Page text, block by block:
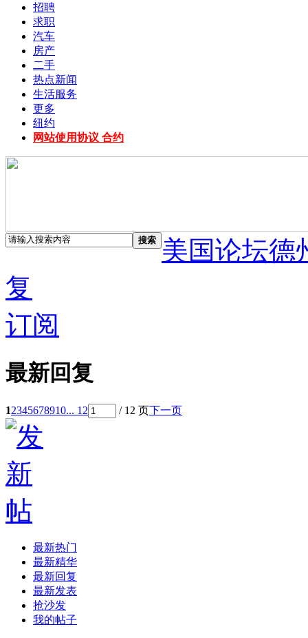
招聘
求职
汽车
房产
二手
热点新闻
生活服务
更多
纽约
网站使用协议 合约
搜索
美国论坛德
复
订阅
最新回复
12345678910... 12 / 12 页下一页
最新热门
最新精华
最新回复
最新发表
抢沙发
我的帖子